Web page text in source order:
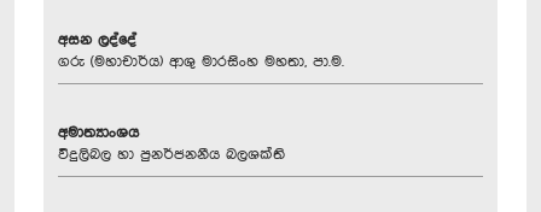
අසන ලද්දේ
ගරු (මහාචාර්ය) ආශු මාරසිංහ මහතා, පා.ම.
අමාත්‍යාංශය
විදුලිබල හා පුනර්ජනනීය බලශක්ති